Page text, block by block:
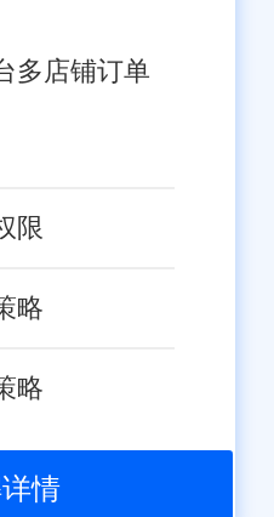
多店铺订单
限
略
略
情